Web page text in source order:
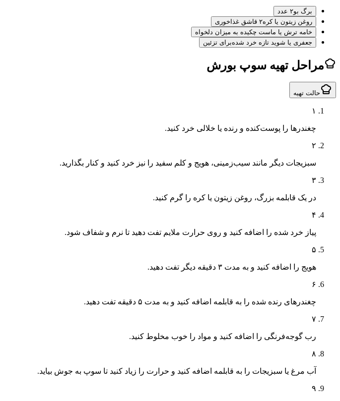
برگ بو۲ عدد
روغن زیتون یا کره۲ قاشق غذاخوری
خامه ترش یا ماست چکیده به میزان دلخواه
جعفری یا شوید تازه خرد شدهبرای تزئین
مراحل تهیه سوپ بورش
حالت تهیه
۱
چغندرها را پوست‌کنده و رنده یا خلالی خرد کنید.
۲
سبزیجات دیگر مانند سیب‌زمینی، هویج و کلم سفید را نیز خرد کنید و کنار بگذارید.
۳
در یک قابلمه بزرگ، روغن زیتون یا کره را گرم کنید.
۴
پیاز خرد شده را اضافه کنید و روی حرارت ملایم تفت دهید تا نرم و شفاف شود.
۵
هویج را اضافه کنید و به مدت ۳ دقیقه دیگر تفت دهید.
۶
چغندرهای رنده شده را به قابلمه اضافه کنید و به مدت ۵ دقیقه تفت دهید.
۷
رب گوجه‌فرنگی را اضافه کنید و مواد را خوب مخلوط کنید.
۸
آب مرغ یا سبزیجات را به قابلمه اضافه کنید و حرارت را زیاد کنید تا سوپ به جوش بیاید.
۹